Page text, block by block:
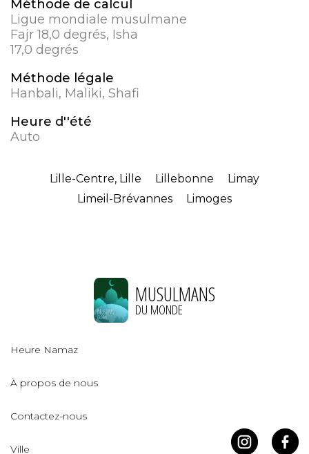
Méthode de calcul
Ligue mondiale musulmane
Fajr 18,0 degrés, Isha
17,0 degrés
Méthode légale
Hanbali, Maliki, Shafi
Heure d''été
Auto
Lille-Centre, Lille Lillebonne
Limay
Limeil-Brévannes
Limoges
MUSULMANS
DU MONDE
Heure Namaz
À propos de nous
Contactez-nous
Ville